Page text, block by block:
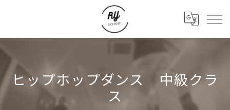
ヒップホップダンス 中級クラ
ス